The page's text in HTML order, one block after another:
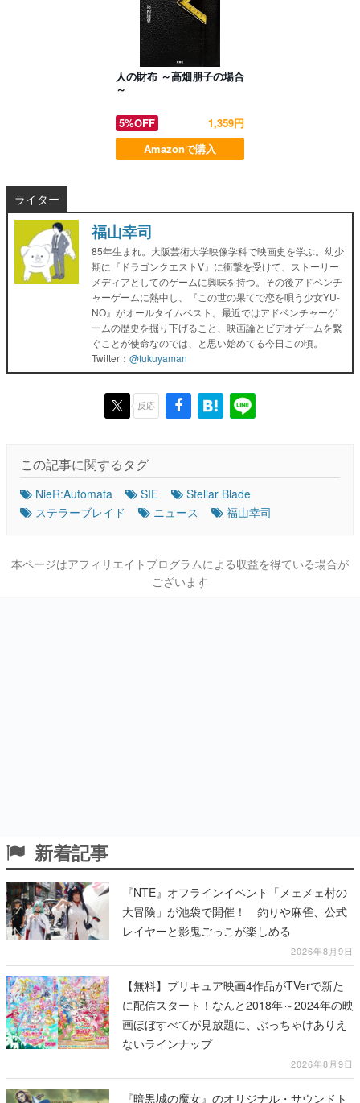
人の財布 ～高畑朋子の場合
～
5%OFF
1,359円
Amazonで購入
ライター
福山幸司
85年生まれ。大阪芸術大学映像学科で映画史を学ぶ。幼少
期に『ドラゴンクエストV』に衝撃を受けて、ストーリー
メディアとしてのゲームに興味を持つ。その後アドベンチ
ャーゲームに熱中し、『この世の果てで恋を唄う少女YU-
NO』がオールタイムベスト。最近ではアドベンチャーゲ
ームの歴史を掘り下げること、映画論とビデオゲームを繋
ぐことが使命なのでは、と思い始めてる今日この頃。
Twitter： @fukuyaman
反応
この記事に関するタグ
NieR:Automata SIE
Stellar Blade
ステラーブレイド
ニュース 福山幸司
本ページはアフィリエイトプログラムによる収益を得ている場合が
ございます
新着記事
『NTE』オフラインイベント「メェメェ村の
大冒険」が池袋で開催！ 釣りや麻雀、公式
レイヤーと影鬼ごっこが楽しめる
2026年8月9日
【無料】プリキュア映画4作品がTVerで新た
に配信スタート！なんと2018年～2024年の映
画ほぼすべてが見放題に、ぶっちゃけありえ
ないラインナップ
2026年8月9日
『暗黒城の魔女』のオリジナル・サウンドト